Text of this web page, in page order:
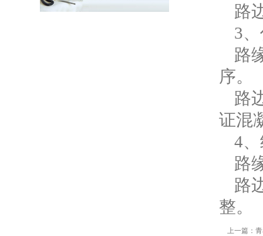
路
3
路
序。
路
证混
4
路
路
整。
上一篇：